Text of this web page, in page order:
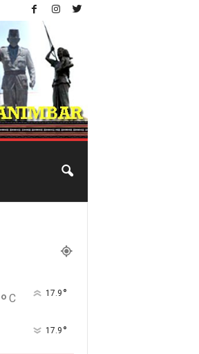
° C 17.9 °
17.9 °